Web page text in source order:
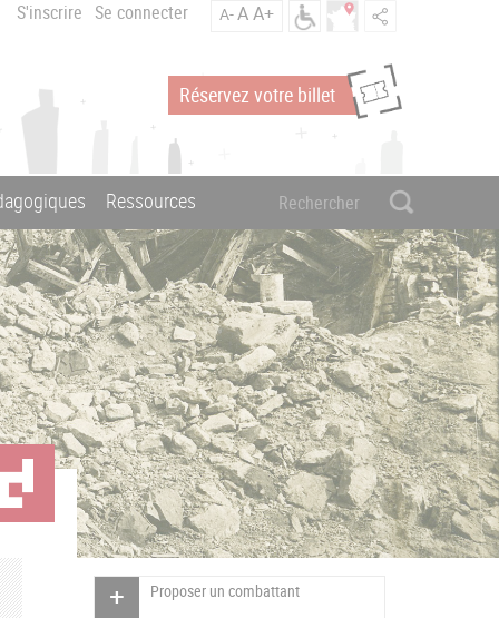
S'inscrire Se connecter A-AA+
Réservez votre billet
Ressources
Proposer un combattant